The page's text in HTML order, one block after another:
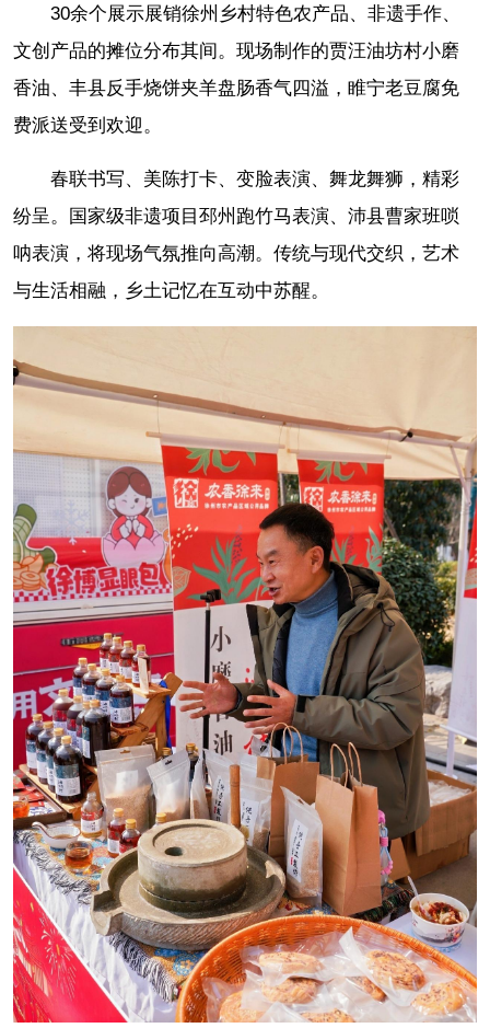
30余个展示展销徐州乡村特色农产品、非遗手作、
文创产品的摊位分布其间。现场制作的贾汪油坊村小磨
香油、丰县反手烧饼夹羊盘肠香气四溢，睢宁老豆腐免
费派送受到欢迎。
春联书写、美陈打卡、变脸表演、舞龙舞狮，精彩
纷呈。国家级非遗项目邳州跑竹马表演、沛县曹家班唢
呐表演，将现场气氛推向高潮。传统与现代交织，艺术
与生活相融，乡土记忆在互动中苏醒。